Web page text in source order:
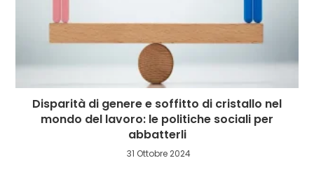
Disparità di genere e soffitto di cristallo nel
mondo del lavoro: le politiche sociali per
abbatterli
31 Ottobre 2024